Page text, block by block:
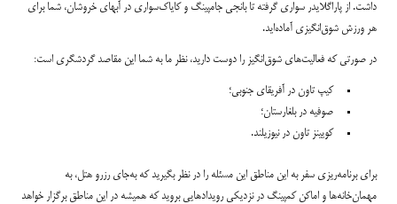
داشت. از پاراگلایدر سواری گرفته تا بانجی جامپینگ و کایاک‌سواری در آبهای خروشان، شما برای
هر ورزش شوق‌انگیزی آماده‌اید.
در صورتی که فعالیت‌های شوق‌انگیز را دوست دارید، نظر ما به شما این مقاصد گردشگری است:
کیپ تاون در آفریقای جنوبی؛
صوفیه در بلغارستان؛
کویینز تاون در نیوزیلند.
برای برنامه‌ریزی سفر به این مناطق این مسئله را در نظر بگیرید که به‌جای رزرو هتل، به
مهمان‌خانه‌ها و اماکن کمپینگ در نزدیکی رویدادهایی بروید که همیشه در این مناطق برگزار خواهد